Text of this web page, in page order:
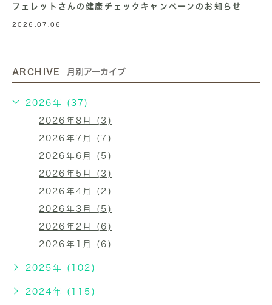
フェレットさんの健康チェックキャンペーンのお知らせ
2026.07.06
ARCHIVE 月別アーカイブ
2026年 (37)
2026年8月 (3)
2026年7月 (7)
2026年6月 (5)
2026年5月 (3)
2026年4月 (2)
2026年3月 (5)
2026年2月 (6)
2026年1月 (6)
2025年 (102)
2024年 (115)